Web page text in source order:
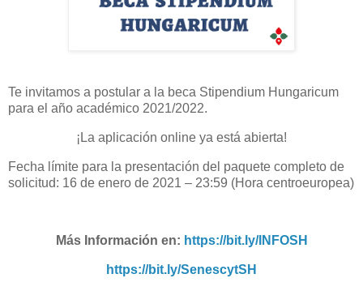
Te invitamos a postular a la beca Stipendium Hungaricum
para el año académico 2021/2022.
¡La aplicación online ya está abierta!
Fecha límite para la presentación del paquete completo de
solicitud: 16 de enero de 2021 – 23:59 (Hora centroeuropea)
Más Información en: https://bit.ly/INFOSH
https://bit.ly/SenescytSH